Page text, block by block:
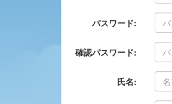
パスワード:
確認パスワード:
氏名: